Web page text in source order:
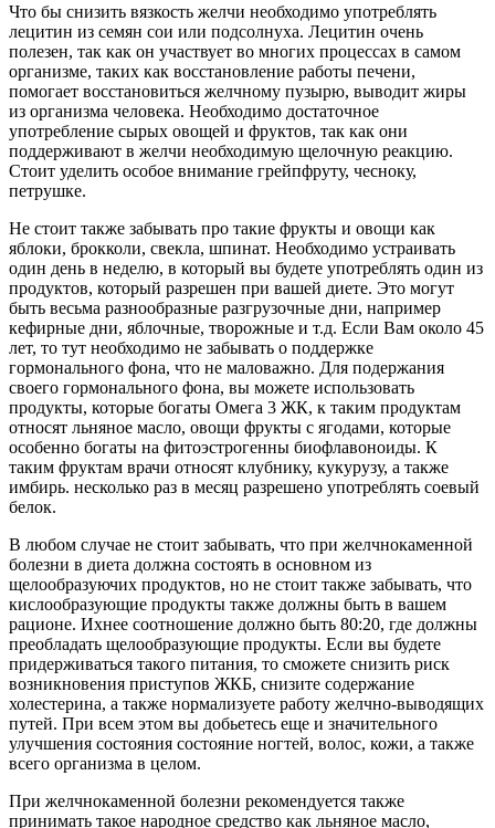
Что бы снизить вязкость желчи необходимо употреблять
лецитин из семян сои или подсолнуха. Лецитин очень
полезен, так как он участвует во многих процессах в самом
организме, таких как восстановление работы печени,
помогает восстановиться желчному пузырю, выводит жиры
из организма человека. Необходимо достаточное
употребление сырых овощей и фруктов, так как они
поддерживают в желчи необходимую щелочную реакцию.
Стоит уделить особое внимание грейпфруту, чесноку,
петрушке.
Не стоит также забывать про такие фрукты и овощи как
яблоки, брокколи, свекла, шпинат. Необходимо устраивать
один день в неделю, в который вы будете употреблять один из
продуктов, который разрешен при вашей диете. Это могут
быть весьма разнообразные разгрузочные дни, например
кефирные дни, яблочные, творожные и т.д. Если Вам около 45
лет, то тут необходимо не забывать о поддержке
гормонального фона, что не маловажно. Для подержания
своего гормонального фона, вы можете использовать
продукты, которые богаты Омега 3 ЖК, к таким продуктам
относят льняное масло, овощи фрукты с ягодами, которые
особенно богаты на фитоэстрогенны биофлавоноиды. К
таким фруктам врачи относят клубнику, кукурузу, а также
имбирь. несколько раз в месяц разрешено употреблять соевый
белок.
В любом случае не стоит забывать, что при желчнокаменной
болезни в диета должна состоять в основном из
щелообразуючих продуктов, но не стоит также забывать, что
кислообразующие продукты также должны быть в вашем
рационе. Ихнее соотношение должно быть 80:20, где должны
преобладать щелообразующие продукты. Если вы будете
придерживаться такого питания, то сможете снизить риск
возникновения приступов ЖКБ, снизите содержание
холестерина, а также нормализуете работу желчно-выводящих
путей. При всем этом вы добьетесь еще и значительного
улучшения состояния состояние ногтей, волос, кожи, а также
всего организма в целом.
При желчнокаменной болезни рекомендуется также
принимать такое народное средство как льняное масло,